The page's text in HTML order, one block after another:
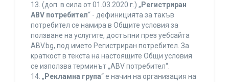
13. (доп. в сила от 01.03.2020 г.) „ Регистриран
ABV потребител“ - дефиницията за такъв
потребител се намира в Общите условия за
ползване на услугите, достъпни през уебсайта
ABV.bg, под името Регистриран потребител. За
краткост в текста на настоящите Общи условия
се използва терминът „ABV потребител“.
14. „ Рекламна група“ е начин на организация на